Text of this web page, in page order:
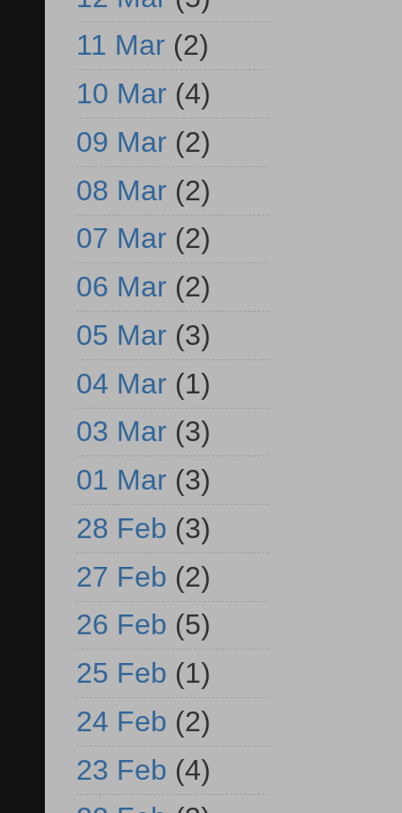
11 Mar (2)
10 Mar (4)
09 Mar (2)
08 Mar (2)
07 Mar (2)
06 Mar (2)
05 Mar (3)
04 Mar (1)
03 Mar (3)
01 Mar (3)
28 Feb (3)
27 Feb (2)
26 Feb (5)
25 Feb (1)
24 Feb (2)
23 Feb (4)